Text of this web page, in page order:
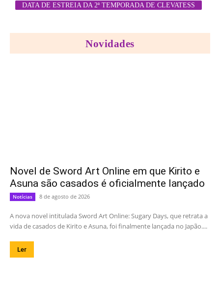
DATA DE ESTREIA DA 2ª TEMPORADA DE CLEVATESS
Novidades
Novel de Sword Art Online em que Kirito e
Asuna são casados é oficialmente lançado
Notícias 8 de agosto de 2026
A nova novel intitulada Sword Art Online: Sugary Days, que retrata a
vida de casados de Kirito e Asuna, foi finalmente lançada no Japão....
Ler